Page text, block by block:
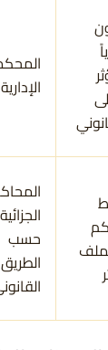
الإدارية
الجزائية
حسب
الطريق